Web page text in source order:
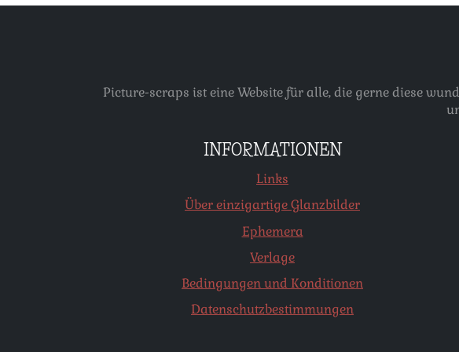
Picture-scraps ist eine Website für alle, die gerne diese
INFORMATIONEN
Links
Über einzigartige Glanzbilder
Ephemera
Verlage
Bedingungen und Konditionen
Datenschutzbestimmungen